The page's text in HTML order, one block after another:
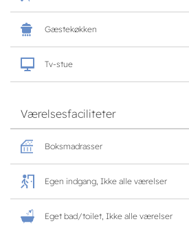
Gæstekøkken
Tv-stue
Værelsesfaciliteter
Boksmadrasser
Egen indgang, Ikke alle værelser
Eget bad/toilet, Ikke alle værelser